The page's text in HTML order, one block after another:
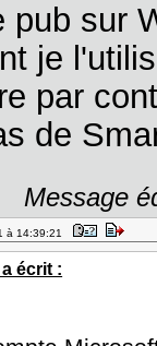
pub sur
je
par
de
Message
à 14:39:21
écrit :